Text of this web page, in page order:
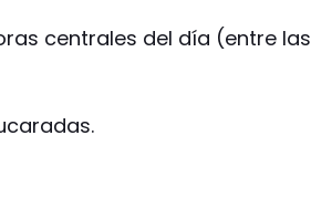
centrales del día (entre las